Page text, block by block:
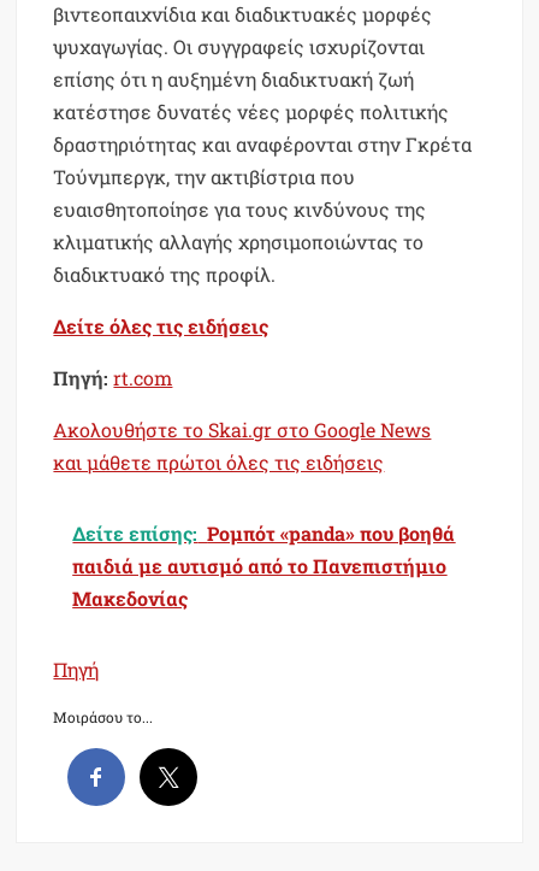
βιντεοπαιχνίδια και διαδικτυακές μορφές
ψυχαγωγίας. Οι συγγραφείς ισχυρίζονται
επίσης ότι η αυξημένη διαδικτυακή ζωή
κατέστησε δυνατές νέες μορφές πολιτικής
δραστηριότητας και αναφέρονται στην Γκρέτα
Τούνμπεργκ, την ακτιβίστρια που
ευαισθητοποίησε για τους κινδύνους της
κλιματικής αλλαγής χρησιμοποιώντας το
διαδικτυακό της προφίλ.
Δείτε όλες τις ειδήσεις
Πηγή: rt.com
Ακολουθήστε το Skai.gr στο Google News
και μάθετε πρώτοι όλες τις ειδήσεις
Δείτε επίσης: Ρομπότ «panda» που βοηθά
παιδιά με αυτισμό από το Πανεπιστήμιο
Μακεδονίας
Πηγή
Μοιράσου το...